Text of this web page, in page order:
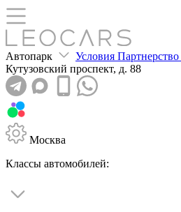
Автопарк Условия Партнерство
Кутузовский проспект, д. 88
Москва
Классы автомобилей: